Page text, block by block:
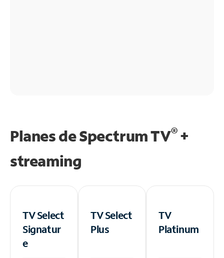
Planes de Spectrum TV®+
streaming
TV Select
Signatur
e
TV Select
Plus
TV
Platinum